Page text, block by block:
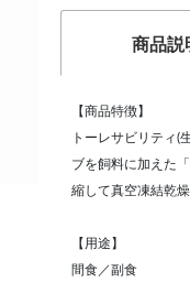
商品説
【商品特徴】
トーレサビリティ(
ブを飼料に加えた
縮して真空凍結乾燥
【用途】
間食／副食